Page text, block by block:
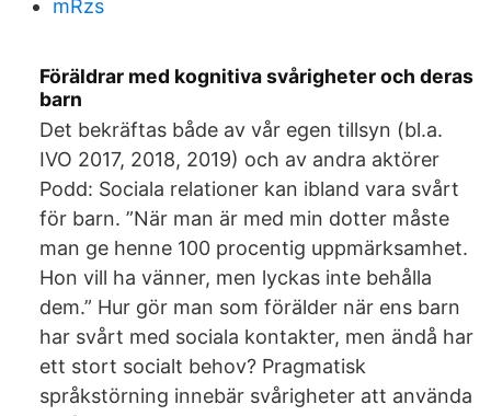
mRzs
Föräldrar med kognitiva svårigheter och deras
barn
Det bekräftas både av vår egen tillsyn (bl.a.
IVO 2017, 2018, 2019) och av andra aktörer
Podd: Sociala relationer kan ibland vara svårt
för barn. ”När man är med min dotter måste
man ge henne 100 procentig uppmärksamhet.
Hon vill ha vänner, men lyckas inte behålla
dem.” Hur gör man som förälder när ens barn
har svårt med sociala kontakter, men ändå har
ett stort socialt behov? Pragmatisk
språkstörning innebär svårigheter att använda